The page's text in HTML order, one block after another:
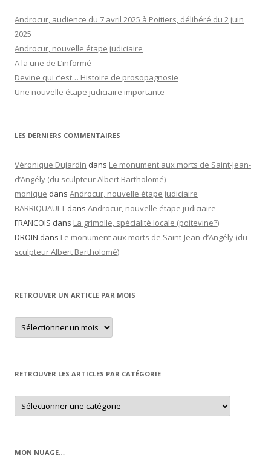
Androcur, audience du 7 avril 2025 à Poitiers, délibéré du 2 juin
2025
Androcur, nouvelle étape judiciaire
A la une de L’informé
Devine qui c’est… Histoire de prosopagnosie
Une nouvelle étape judiciaire importante
LES DERNIERS COMMENTAIRES
Véronique Dujardin dans Le monument aux morts de Saint-Jean-
d’Angély (du sculpteur Albert Bartholomé)
monique dans Androcur, nouvelle étape judiciaire
BARRIQUAULT dans Androcur, nouvelle étape judiciaire
FRANCOIS dans La grimolle, spécialité locale (poitevine?)
DROIN dans Le monument aux morts de Saint-Jean-d’Angély (du
sculpteur Albert Bartholomé)
RETROUVER UN ARTICLE PAR MOIS
Retrouver
un
article
RETROUVER LES ARTICLES PAR CATÉGORIE
Retrouver
les
articles
MON NUAGE…